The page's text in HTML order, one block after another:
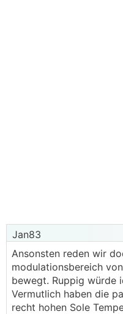
Jan83
Ansonsten reden wir
modulationsbereich
bewegt. Ruppig würde
Vermutlich haben die
recht hohen Sole